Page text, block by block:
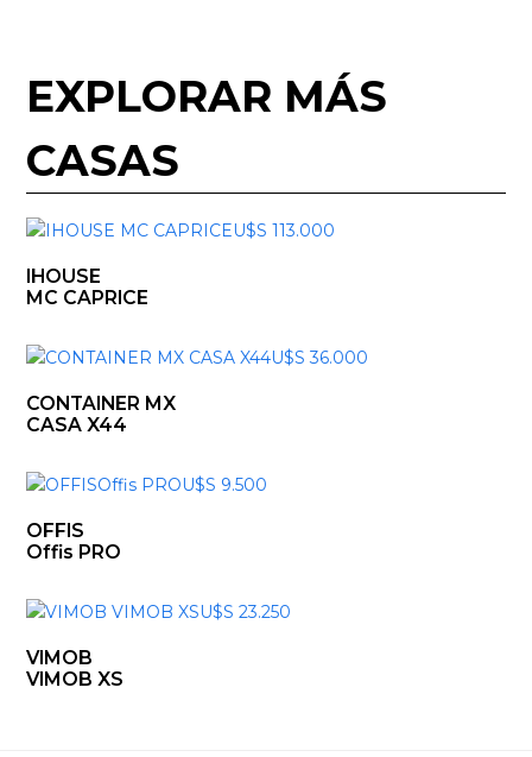
EXPLORAR MÁS
CASAS
IHOUSE
MC CAPRICE
CONTAINER MX
CASA X44
OFFIS
Offis PRO
VIMOB
VIMOB XS